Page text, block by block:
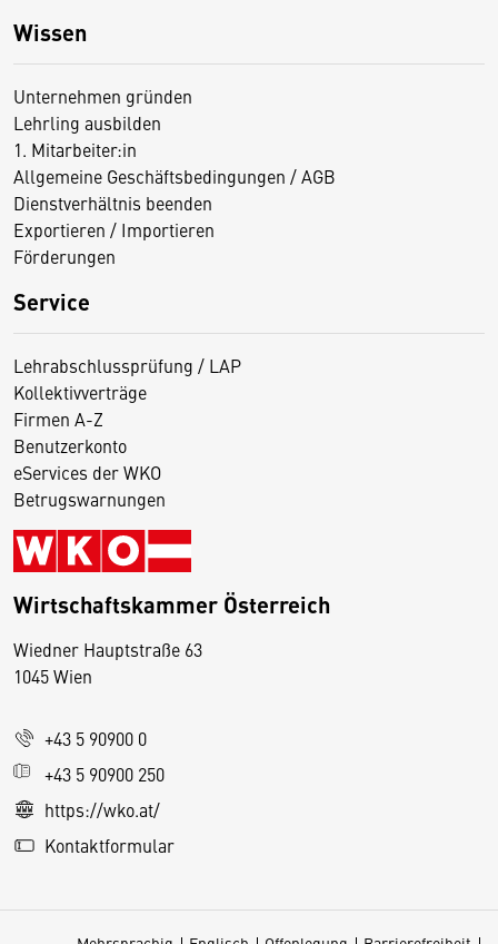
Wissen
Unternehmen gründen
Lehrling ausbilden
1. Mitarbeiter:in
Allgemeine Geschäftsbedingungen / AGB
Dienstverhältnis beenden
Exportieren / Importieren
Förderungen
Service
Lehrabschlussprüfung / LAP
Kollektivverträge
Firmen A-Z
Benutzerkonto
eServices der WKO
Betrugswarnungen
Wirtschaftskammer Österreich
Wiedner Hauptstraße 63
1045 Wien
+43 5 90900 0
+43 5 90900 250
https://wko.at/
Kontaktformular
D
s
e
S
e